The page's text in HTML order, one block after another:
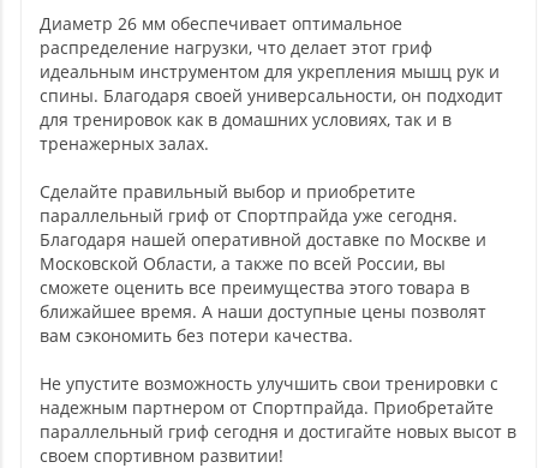
Диаметр 26 мм обеспечивает оптимальное
распределение нагрузки, что делает этот гриф
идеальным инструментом для укрепления мышц рук и
спины. Благодаря своей универсальности, он подходит
для тренировок как в домашних условиях, так и в
тренажерных залах.
Сделайте правильный выбор и приобретите
параллельный гриф от Спортпрайда уже сегодня.
Благодаря нашей оперативной доставке по Москве и
Московской Области, а также по всей России, вы
сможете оценить все преимущества этого товара в
ближайшее время. А наши доступные цены позволят
вам сэкономить без потери качества.
Не упустите возможность улучшить свои тренировки с
надежным партнером от Спортпрайда. Приобретайте
параллельный гриф сегодня и достигайте новых высот в
своем спортивном развитии!